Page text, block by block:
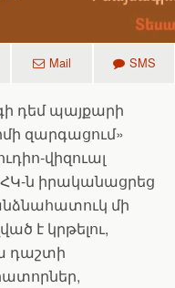
Mail SMS
դեմ պայքարի
զարգացում»
վիզուալ
ն իրականացրեց
մի
է կրթելու,
դաշտի